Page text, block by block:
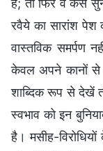
हैं; तो फिर वे कैसे
रवैये का सारांश पेश
वास्तविक समर्पण
केवल अपने कानों से
शाब्दिक रूप से देखें
स्वभाव को इन
है। मसीह-